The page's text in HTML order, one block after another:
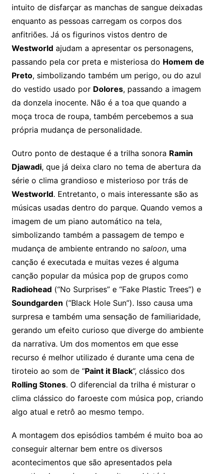
intuito de disfarçar as manchas de sangue deixadas
enquanto as pessoas carregam os corpos dos
anfitriões. Já os figurinos vistos dentro de
Westworldajudam a apresentar os personagens,
passando pela cor preta e misteriosa do Homem de
Preto, simbolizando também um perigo, ou do azul
do vestido usado por Dolores, passando a imagem
da donzela inocente. Não é a toa que quando a
moça troca de roupa, também percebemos a sua
própria mudança de personalidade.
Outro ponto de destaque é a trilha sonora Ramin
Djawadi, que já deixa claro no tema de abertura da
série o clima grandioso e misterioso por trás de
Westworld. Entretanto, o mais interessante são as
músicas usadas dentro do parque. Quando vemos a
imagem de um piano automático na tela,
simbolizando também a passagem de tempo e
mudança de ambiente entrando no saloon, uma
canção é executada e muitas vezes é alguma
canção popular da música pop de grupos como
Radiohead(“No Surprises” e “Fake Plastic Trees”) e
Soundgarden (“Black Hole Sun”). Isso causa uma
surpresa e também uma sensação de familiaridade,
gerando um efeito curioso que diverge do ambiente
da narrativa. Um dos momentos em que esse
recurso é melhor utilizado é durante uma cena de
tiroteio ao som de “Paint it Black”, clássico dos
Rolling Stones. O diferencial da trilha é misturar o
clima clássico do faroeste com música pop, criando
algo atual e retrô ao mesmo tempo.
A montagem dos episódios também é muito boa ao
conseguir alternar bem entre os diversos
acontecimentos que são apresentados pela